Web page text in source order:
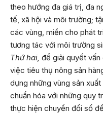
theo hướng đa giá trị, đa
tế, xã hội và môi trường;
các vùng, miền cho phát
tương tác với môi trường
Thứ hai, để giải quyết
việc tiêu thụ nông sản
dựng những vùng sản
chuẩn hóa với những quy
thực hiện chuyển đổi số